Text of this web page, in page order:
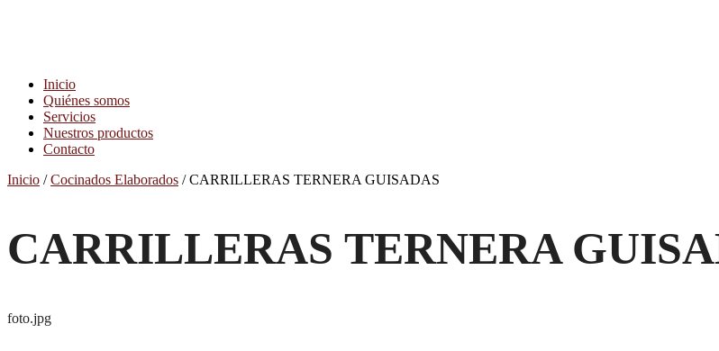
Inicio
Quiénes somos
Servicios
Nuestros productos
Contacto
Inicio /Cocinados Elaborados / CARRILLERAS TERNERA GUISADAS
CARRILLERAS TERNERA
foto.jpg